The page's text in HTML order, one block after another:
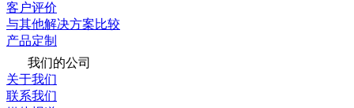
客户评价
与其他解决方案比较
产品定制
我们的公司
关于我们
联系我们